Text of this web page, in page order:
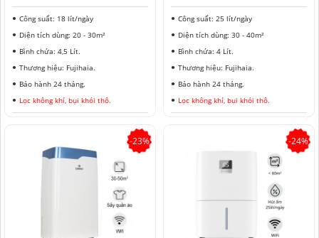
Công suất: 18 lít/ngày
Diện tích dùng: 20 - 30m²
Bình chứa: 4,5 Lít.
Thương hiệu: Fujihaia.
Bảo hành 24 tháng.
Lọc không khí, bụi khói thô.
Công suất: 25 lít/ngày
Diện tích dùng: 30 - 40m²
Bình chứa: 4 Lít.
Thương hiệu: Fujihaia.
Bảo hành 24 tháng.
Lọc không khí, bụi khói thô.
-23% -24%